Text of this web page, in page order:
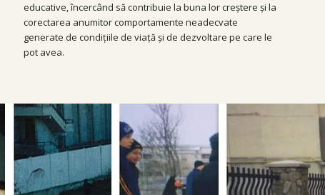
educative, încercând să contribuie la buna lor creștere și la
corectarea anumitor comportamente neadecvate
generate de condițiile de viață și de dezvoltare pe care le
pot avea.